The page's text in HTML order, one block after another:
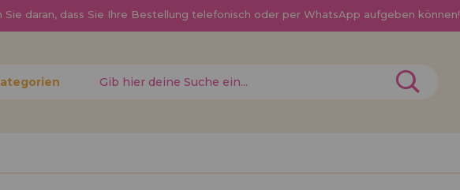
Sie daran, dass Sie Ihre Bestellung telefonisch oder per WhatsApp aufgeben können!